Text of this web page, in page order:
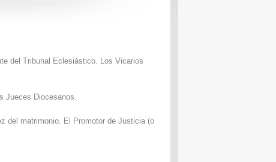
del Tribunal Eclesiástico. Los Vicarios
Jueces Diocesanos.
del matrimonio. El Promotor de Justicia (o